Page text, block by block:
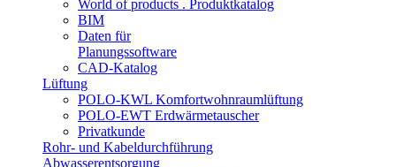
World of products . Produktkatalog
BIM
Daten für
Planungssoftware
CAD-Katalog
Lüftung
POLO-KWL Komfortwohnraumlüftung
POLO-EWT Erdwärmetauscher
Privatkunde
Rohr- und Kabeldurchführung
Abwasserentsorgung